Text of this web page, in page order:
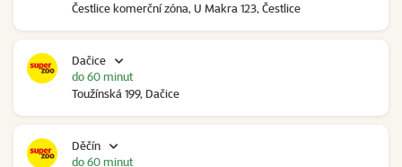
Čestlice komerční zóna, U Makra 123, Čestlice
Dačice
Toužínská 199, Dačice
do 60 minut
Děčín
do 60 minut